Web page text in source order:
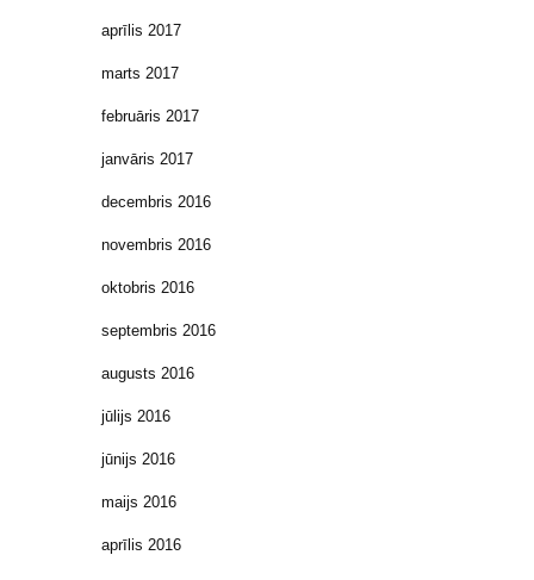
aprīlis 2017
marts 2017
februāris 2017
janvāris 2017
decembris 2016
novembris 2016
oktobris 2016
septembris 2016
augusts 2016
jūlijs 2016
jūnijs 2016
maijs 2016
aprīlis 2016